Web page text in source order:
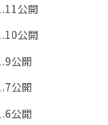
公開
公開
公開
公開
公開